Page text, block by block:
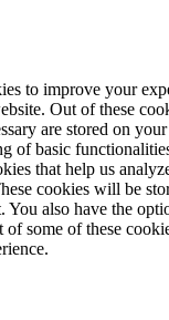
to improve your
Out of these
are stored on
of basic
that help us
cookies will be
also have the
some of these